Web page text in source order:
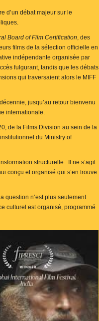
d’un débat majeur sur le
Board of Film Certification, des
films de la sélection officielle en
indépendante organisée par
fulgurant, tandis que les débats
qui traversaient alors le MIFF
jusqu’au retour bienvenu
internationale.
de la Films Division au sein de la
du Ministry of
structurelle. Il ne s’agit
conçu et organisé qui s’en trouve
question n’est plus seulement
culturel est organisé, programmé